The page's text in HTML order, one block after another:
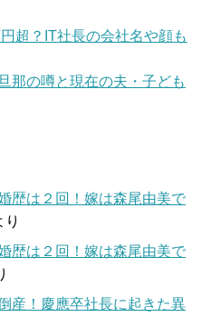
超？IT社長の会社名や顔も
那の噂と現在の夫・子ども
歴は２回！嫁は森尾由美で
り
歴は２回！嫁は森尾由美で
産！慶應卒社長に起きた異